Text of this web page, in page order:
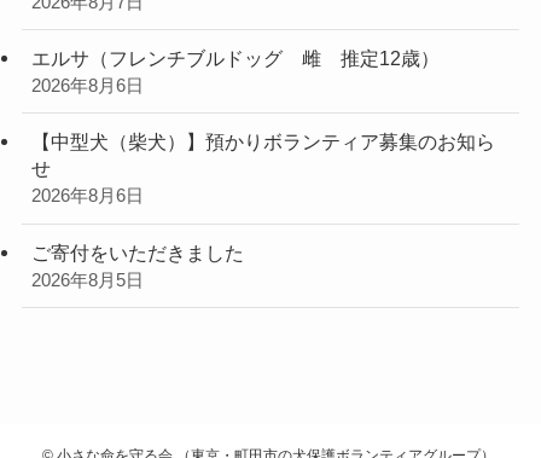
エルサ（フレンチブルドッグ 雌 推定12歳）
2026年8月6日
【中型犬（柴犬）】預かりボランティア募集のお知ら
せ
2026年8月6日
ご寄付をいただきました
2026年8月5日